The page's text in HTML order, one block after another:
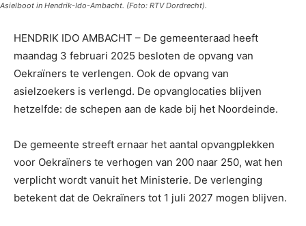
Asielboot in Hendrik-Ido-Ambacht. (Foto: RTV Dordrecht).
HENDRIK IDO AMBACHT – De gemeenteraad heeft
maandag 3 februari 2025 besloten de opvang van
Oekraïners te verlengen. Ook de opvang van
asielzoekers is verlengd. De opvanglocaties blijven
hetzelfde: de schepen aan de kade bij het Noordeinde.
De gemeente streeft ernaar het aantal opvangplekken
voor Oekraïners te verhogen van 200 naar 250, wat hen
verplicht wordt vanuit het Ministerie. De verlenging
betekent dat de Oekraïners tot 1 juli 2027 mogen blijven.